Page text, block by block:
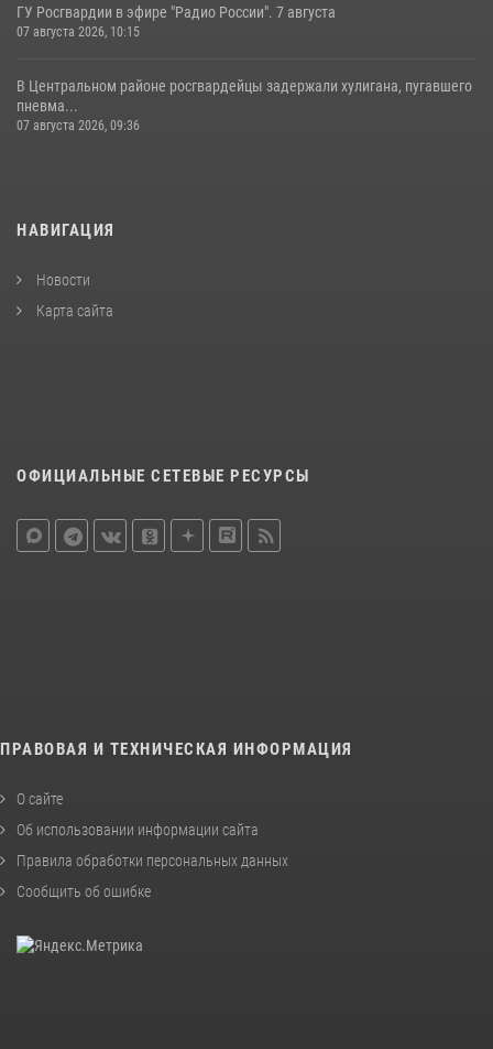
ГУ Росгвардии в эфире "Радио России". 7 августа
07 августа 2026, 10:15
В Центральном районе росгвардейцы задержали хулигана, пугавшего
пневма...
07 августа 2026, 09:36
НАВИГАЦИЯ
Новости
Карта сайта
ОФИЦИАЛЬНЫЕ СЕТЕВЫЕ РЕСУРСЫ
ПРАВОВАЯ И ТЕХНИЧЕСКАЯ ИНФОРМАЦИЯ
О сайте
Об использовании информации сайта
Правила обработки персональных данных
Сообщить об ошибке